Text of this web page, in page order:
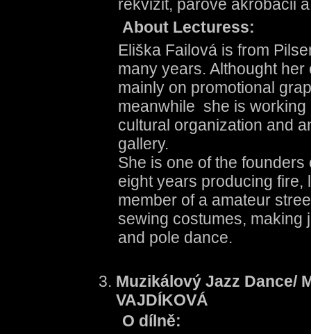
rekvizit, párové akrobacii
About Lecturess:
Eliška Failová is from
many years. Althought
mainly on promotional
meanwhile she is working
cultural organization and
gallery.
She is one of the
eight years producing fire,
member of a amateur
sewing costumes, making
and pole dance.
Muzikálový Jazz Dance/
VAJDÍKOVÁ
O dílně: